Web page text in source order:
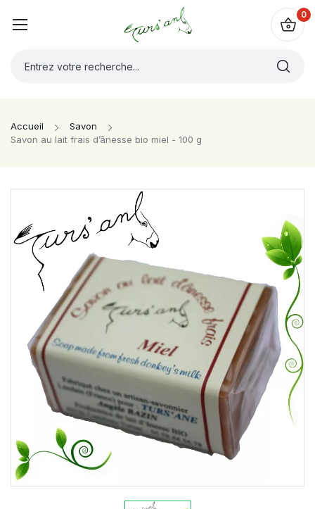
0
Accueil
Savon
Savon au lait frais d’ânesse bio miel - 100 g